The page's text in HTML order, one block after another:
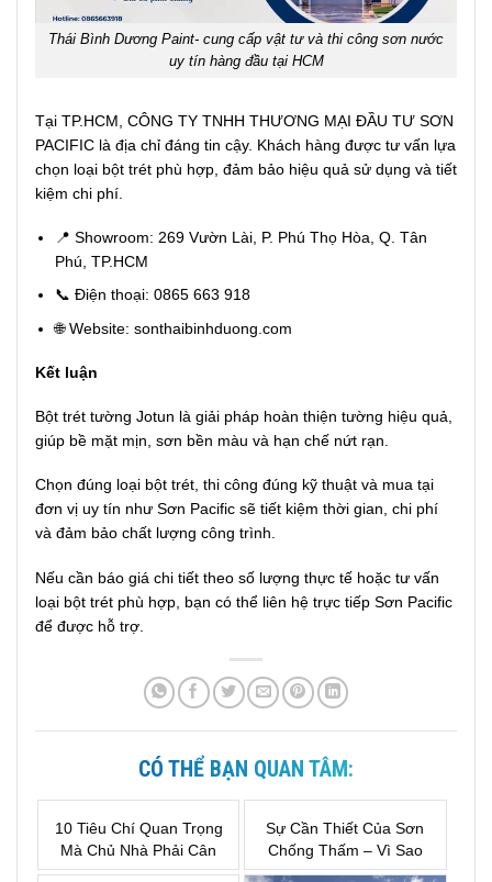
Thái Bình Dương Paint- cung cấp vật tư và thi công sơn nước
uy tín hàng đầu tại HCM
Tại TP.HCM, CÔNG TY TNHH THƯƠNG MẠI ĐẦU TƯ SƠN
PACIFIC là địa chỉ đáng tin cậy. Khách hàng được tư vấn lựa
chọn loại bột trét phù hợp, đảm bảo hiệu quả sử dụng và tiết
kiệm chi phí.
📍 Showroom: 269 Vườn Lài, P. Phú Thọ Hòa, Q. Tân
Phú, TP.HCM
📞 Điện thoại:0865 663 918
🌐 Website:sonthaibinhduong.com
Kết luận
Bột trét tường Jotun là giải pháp hoàn thiện tường hiệu quả,
giúp bề mặt mịn, sơn bền màu và hạn chế nứt rạn.
Chọn đúng loại bột trét, thi công đúng kỹ thuật và mua tại
đơn vị uy tín như Sơn Pacific sẽ tiết kiệm thời gian, chi phí
và đảm bảo chất lượng công trình.
Nếu cần báo giá chi tiết theo số lượng thực tế hoặc tư vấn
loại bột trét phù hợp, bạn có thể liên hệ trực tiếp Sơn Pacific
để được hỗ trợ.
CÓ THỂ BẠN QUAN TÂM:
10 Tiêu Chí Quan Trọng
Mà Chủ Nhà Phải Cân
Nhắc Trước Khi Lựa
Sự Cần Thiết Của Sơn
Chống Thấm – Vì Sao
Đây Là Khoản Đầu Tư